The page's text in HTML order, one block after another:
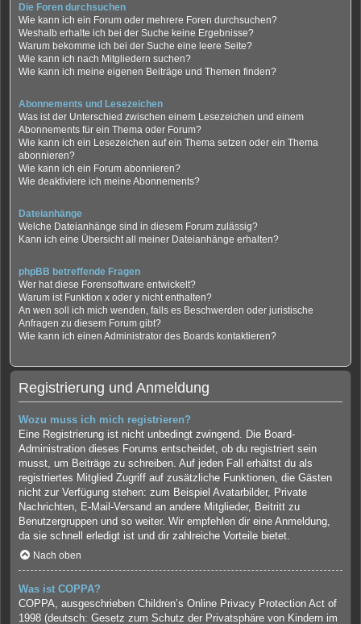
Die Foren durchsuchen
Wie kann ich ein Forum oder mehrere Foren durchsuchen?
Weshalb erhalte ich bei der Suche keine Ergebnisse?
Warum bekomme ich bei der Suche eine leere Seite?
Wie kann ich nach Mitgliedern suchen?
Wie kann ich meine eigenen Beiträge und Themen finden?
Abonnements und Lesezeichen
Was ist der Unterschied zwischen einem Lesezeichen und einem
Abonnements für ein Thema oder Forum?
Wie kann ich ein Lesezeichen auf ein Thema setzen oder ein Thema
abonnieren?
Wie kann ich ein Forum abonnieren?
Wie deaktiviere ich meine Abonnements?
Dateianhänge
Welche Dateianhänge sind in diesem Forum zulässig?
Kann ich eine Übersicht all meiner Dateianhänge erhalten?
phpBB betreffende Fragen
Wer hat diese Forensoftware entwickelt?
Warum ist Funktion x oder y nicht enthalten?
An wen soll ich mich wenden, falls es Beschwerden oder juristische
Anfragen zu diesem Forum gibt?
Wie kann ich einen Administrator des Boards kontaktieren?
Registrierung und Anmeldung
Wozu muss ich mich registrieren?
Eine Registrierung ist nicht unbedingt zwingend. Die Board-
Administration dieses Forums entscheidet, ob du registriert sein
musst, um Beiträge zu schreiben. Auf jeden Fall erhältst du als
registriertes Mitglied Zugriff auf zusätzliche Funktionen, die Gästen
nicht zur Verfügung stehen: zum Beispiel Avatarbilder, Private
Nachrichten, E-Mail-Versand an andere Mitglieder, Beitritt zu
Benutzergruppen und so weiter. Wir empfehlen dir eine Anmeldung,
da sie schnell erledigt ist und dir zahlreiche Vorteile bietet.
Nach oben
Was ist COPPA?
COPPA, ausgeschrieben Children’s Online Privacy Protection Act of
1998 (deutsch: Gesetz zum Schutz der Privatsphäre von Kindern im